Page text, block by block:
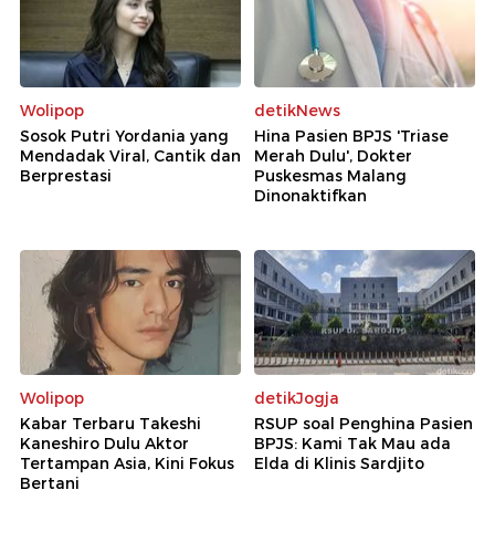
Wolipop
Sosok Putri Yordania yang
Mendadak Viral, Cantik dan
Berprestasi
detikNews
Hina Pasien BPJS 'Triase
Merah Dulu', Dokter
Puskesmas Malang
Dinonaktifkan
Wolipop
Kabar Terbaru Takeshi
Kaneshiro Dulu Aktor
Tertampan Asia, Kini Fokus
Bertani
detikJogja
RSUP soal Penghina Pasien
BPJS: Kami Tak Mau ada
Elda di Klinis Sardjito